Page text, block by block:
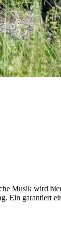
Musik wird
Ein garantiert